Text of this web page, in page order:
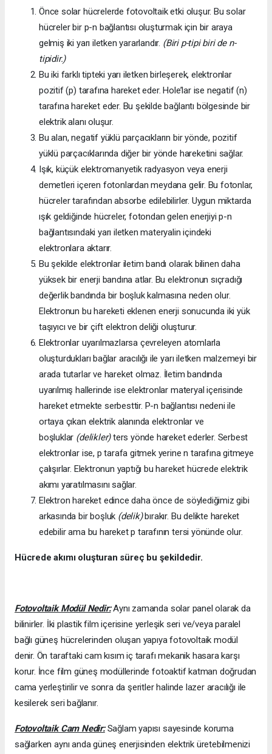
Önce solar hücrelerde fotovoltaik etki oluşur. Bu solar
hücreler bir p-n bağlantısı oluşturmak için bir araya
gelmiş iki yarı iletken yararlandır. (Biri p-tipi biri de n-
tipidir.)
Bu iki farklı tipteki yarı iletken birleşerek, elektronlar
pozitif (p) tarafına hareket eder. Hole’lar ise negatif (n)
tarafına hareket eder. Bu şekilde bağlantı bölgesinde bir
elektrik alanı oluşur.
Bu alan, negatif yüklü parçacıkların bir yönde, pozitif
yüklü parçacıklarında diğer bir yönde hareketini sağlar.
Işık, küçük elektromanyetik radyasyon veya enerji
demetleri içeren fotonlardan meydana gelir. Bu fotonlar,
hücreler tarafından absorbe edilebilirler. Uygun miktarda
ışık geldiğinde hücreler, fotondan gelen enerjiyi p-n
bağlantısındaki yarı iletken materyalin içindeki
elektronlara aktarır.
Bu şekilde elektronlar iletim bandı olarak bilinen daha
yüksek bir enerji bandına atlar. Bu elektronun sıçradığı
değerlik bandında bir boşluk kalmasına neden olur.
Elektronun bu hareketi eklenen enerji sonucunda iki yük
taşıyıcı ve bir çift elektron deliği oluşturur.
Elektronlar uyarılmazlarsa çevreleyen atomlarla
oluşturdukları bağlar aracılığı ile yarı iletken malzemeyi bir
arada tutarlar ve hareket olmaz. İletim bandında
uyarılmış hallerinde ise elektronlar materyal içerisinde
hareket etmekte serbesttir. P-n bağlantısı nedeni ile
ortaya çıkan elektrik alanında elektronlar ve
boşluklar (delikler)ters yönde hareket ederler. Serbest
elektronlar ise, p tarafa gitmek yerine n tarafına gitmeye
çalışırlar. Elektronun yaptığı bu hareket hücrede elektrik
akımı yaratılmasını sağlar.
Elektron hareket edince daha önce de söylediğimiz gibi
arkasında bir boşluk (delik)bırakır. Bu delikte hareket
edebilir ama bu hareket p tarafının tersi yönünde olur.
Hücrede akımı oluşturan süreç bu şekildedir.
Fotovoltaik Modül Nedir:Aynı zamanda solar panel olarak da
bilinirler. İki plastik film içerisine yerleşik seri ve/veya paralel
bağlı güneş hücrelerinden oluşan yapıya fotovoltaik modül
denir. Ön taraftaki cam kısım iç tarafı mekanik hasara karşı
korur. İnce film güneş modüllerinde fotoaktif katman doğrudan
cama yerleştirilir ve sonra da şeritler halinde lazer aracılığı ile
kesilerek seri bağlanır.
Fotovoltaik Cam Nedir:Sağlam yapısı sayesinde koruma
sağlarken aynı anda güneş enerjisinden elektrik üretebilmenizi